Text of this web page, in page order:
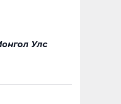
Улс